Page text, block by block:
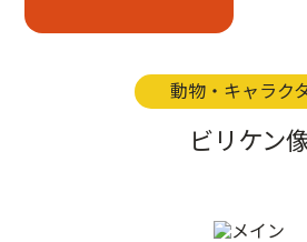
動物・キャラク
ビリケン